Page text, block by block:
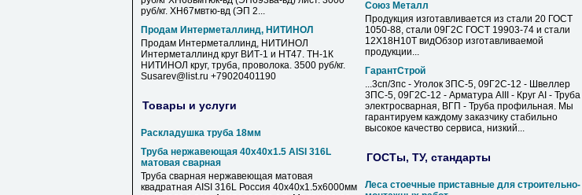
руб/кг. ХН67мвтю-вд (ЭП 2...
Продам Интерметаллинд, НИТИНОЛ
Продам Интерметаллинд, НИТИНОЛ
Интерметаллинд круг ВИТ-1 и НТ47. ТН-1К
НИТИНОЛ круг, труба, проволока. 3500 руб/кг.
Susarev@list.ru +79020401190
Товары и услуги
Раскладушка труба 18мм
Труба нержавеющая 40х40х1.5 AISI 316L
матовая сварная
Труба сварная нержавеющая матовая
квадратная AISI 316L Россия 40х40х1.5х6000мм
Союз Металл
Продукция изготавливается из стали 20 ГОСТ
1050-88, стали 09Г2С ГОСТ 19903-74 и стали
12Х18Н10Т видОбзор изготавливаемой
продукции...
ГарантСтрой
...3сп/3пс - Уголок 3ПС-5, 09Г2С-12 - Швеллер
3ПС-5, 09Г2С-12 - Арматура AIII - Круг AI - Труба
электросварная, ВГП - Труба профильная. Мы
гарантируем каждому заказчику стабильно
высокое качество сервиса, низкий...
ГОСТы, ТУ, стандарты
Леса стоечные приставные для строительно-